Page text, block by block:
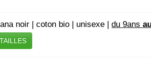
noir | coton bio | unisexe |du 9ans